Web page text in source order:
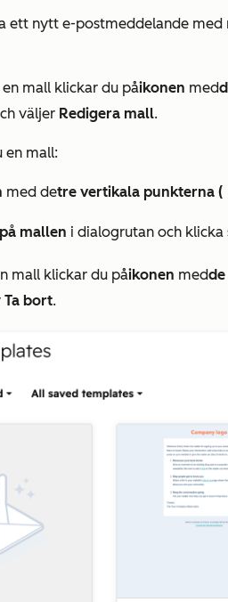
ett nytt e-postmeddelande med
mall klickar du påikonen med
väljer Redigera mall.
en mall:
med detre vertikala punkterna (
mallen i dialogrutan och klicka
mall klickar du påikonen med
Ta bort.